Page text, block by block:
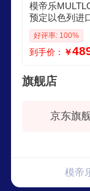
模帝乐
预定以色列进
Q电子锁芯C级
防盗门锁高端
系统管理组件
好评率: 100%
到手价： ￥
旗舰店
京东旗
模帝